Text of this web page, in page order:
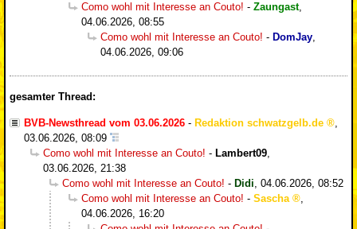
Como wohl mit Interesse an Couto! - Zaungast,
04.06.2026, 08:55
Como wohl mit Interesse an Couto! - DomJay,
04.06.2026, 09:06
gesamter Thread:
BVB-Newsthread vom 03.06.2026 - Redaktion schwatzgelb.de
03.06.2026, 08:09
Como wohl mit Interesse an Couto! - Lambert09
03.06.2026, 21:38
Como wohl mit Interesse an Couto! - Didi 04.06.2026, 08:52
Como wohl mit Interesse an Couto! - Sascha
04.06.2026, 16:20